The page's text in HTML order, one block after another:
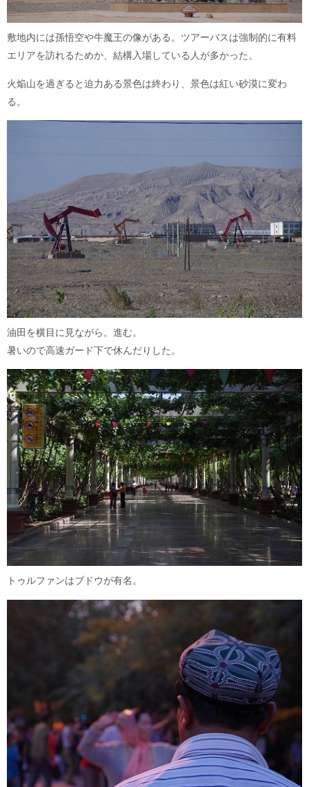
敷地内には孫悟空や牛魔王の像がある。ツアーバスは強制的に有料
エリアを訪れるためか、結構入場している人が多かった。
火焔山を過ぎると迫力ある景色は終わり、景色は紅い砂漠に変わ
る。
油田を横目に見ながら。進む。
暑いので高速ガード下で休んだりした。
トゥルファンはブドウが有名。